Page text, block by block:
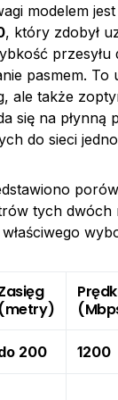
modelem jest
, który zdobył
przesyłu
pasmem. To
ale także
się na płynną
do sieci
tych dwóch
(metry)
200 1200